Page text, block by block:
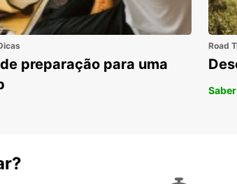
preparação para uma
Road